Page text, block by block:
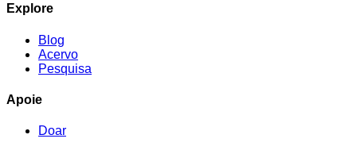
Explore
Blog
Acervo
Pesquisa
Apoie
Doar